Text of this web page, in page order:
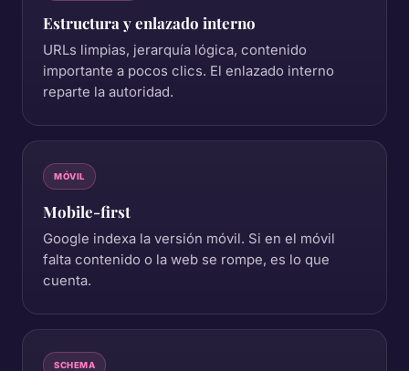
Estructura y enlazado interno
URLs limpias, jerarquía lógica, contenido
importante a pocos clics. El enlazado interno
reparte la autoridad.
MÓVIL
Mobile-first
Google indexa la versión móvil. Si en el móvil
falta contenido o la web se rompe, es lo que
cuenta.
SCHEMA